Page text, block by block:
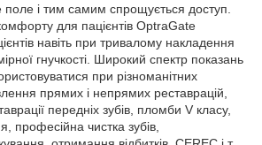
поле і тим самим спрощується доступ.
для пацієнтів OptraGate
навіть при тривалому накладення
гнучкості. Широкий спектр показань
при різноманітних
прямих і непрямих реставрацій,
передніх зубів, пломби V класу,
професійна чистка зубів,